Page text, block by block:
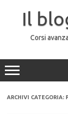
Il
Corsi
ARCHIVI CATEGORIA: